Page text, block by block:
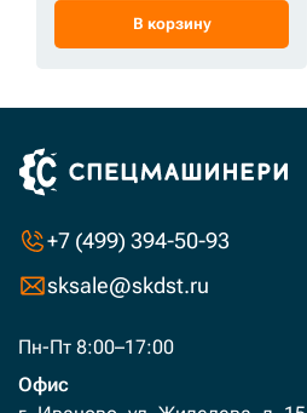
В корзину
+7 (499) 394-50-93
sksale@skdst.ru
Пн-Пт 8:00–17:00
Офис